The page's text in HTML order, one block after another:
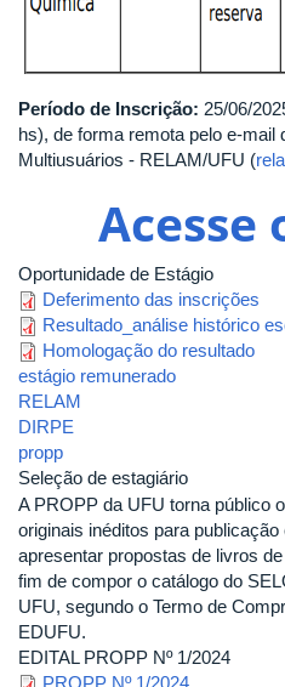
Período de Inscrição: 25/06/
hs), de forma remota pelo e-mail
Multiusuários - RELAM/UFU (
Acesse
Oportunidade de Estágio
Deferimento das inscrições
Resultado_análise histórico
Homologação do resultado
estágio remunerado
RELAM
DIRPE
propp
Seleção de estagiário
A PROPP da UFU torna público
originais inéditos para
apresentar propostas de livros
fim de compor o catálogo do
UFU, segundo o Termo de
EDUFU.
EDITAL PROPP Nº 1/2024
PROPP Nº 1/2024